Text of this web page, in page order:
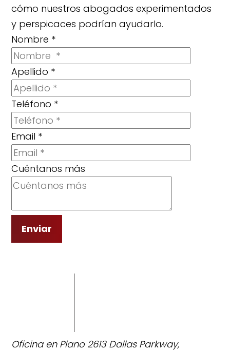
cómo nuestros abogados experimentados
y perspicaces podrían ayudarlo.
Nombre *
Apellido *
Teléfono *
Email *
Cuéntanos más
Enviar
Oficina en Plano 2613 Dallas Parkway,